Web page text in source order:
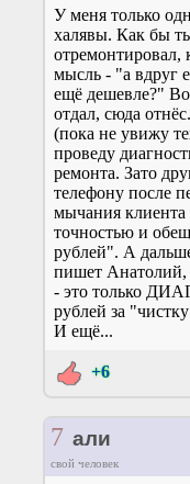
У меня только
халявы. Как бы
отремонтировал,
мысль - "а вдруг
ещё дешевле?"
отдал, сюда
(пока не увижу
проведу
ремонта. Зато
телефону после
мычания клиента
точностью и
рублей". А
пишет Анатолий,
- это только
рублей за
И ещё...
+6
7 али
свой человек